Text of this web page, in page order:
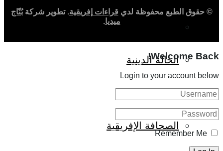
إفريقيا في المؤشرات
الحالة الدينية
الصحافة الإفريقية
© حقوق الطبع محفوظة لدي قراءات إفريقية. تطوير شركةبُنّاج
ميديا.
Welcome Back!
Login to your account below
Remember Me